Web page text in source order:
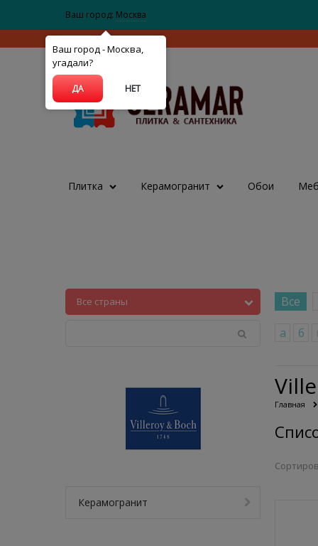
Ваш город: Москва
Плитка Керамогранит Обои
Все
а
б
Керамогранит
Главная
Ваш город - Москва,
угадали?
ДА НЕТ